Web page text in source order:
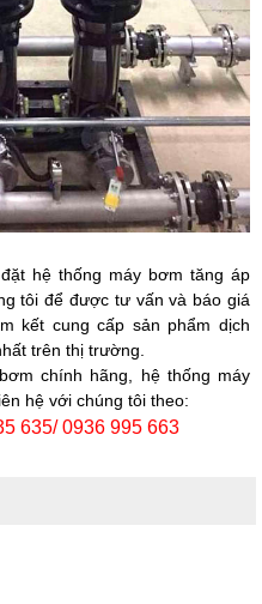
hệ thống máy bơm tăng áp
tôi để được tư vấn và báo giá
kết cung cấp sản phẩm dịch
trên thị trường.
chính hãng, hệ thống máy
hệ với chúng tôi theo:
635/ 0936 995 663